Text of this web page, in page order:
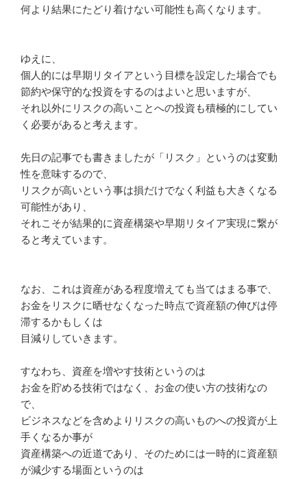
何より結果にたどり着けない可能性も高くなります。
ゆえに、
個人的には早期リタイアという目標を設定した場合でも
節約や保守的な投資をするのはよいと思いますが、
それ以外にリスクの高いことへの投資も積極的にしてい
く必要があると考えます。
先日の記事でも書きましたが「リスク」というのは変動
性を意味するので、
リスクが高いという事は損だけでなく利益も大きくなる
可能性があ り、
それこそが結果的に資産構築や早期リタイア実現に繋が
ると考えています。
なお、これは資産がある程度増えても当てはまる事で、
お金をリスクに晒せなくなった時点で資産額の伸びは停
滞するかも しくは
目減りしていきます。
すなわち、資産を増やす技術というのは
お金を貯める技術ではなく、お金の使い方の技術なの
で、
ビジネスなどを含めよりリスクの高いものへの投資が上
手くなるか事が
資産構築への近道であり、そのためには一時的に資産額
が減少する場面というのは